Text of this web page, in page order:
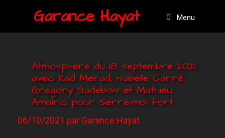
Garance Hayat Menu
Atmosphère du 18 septembre 2021
avec Kad Merad, Isabelle Carré,
Gregory Gadebois et Mathieu
Amalric pour Serre-moi fort.
06/10/2021 par Garance Hayat